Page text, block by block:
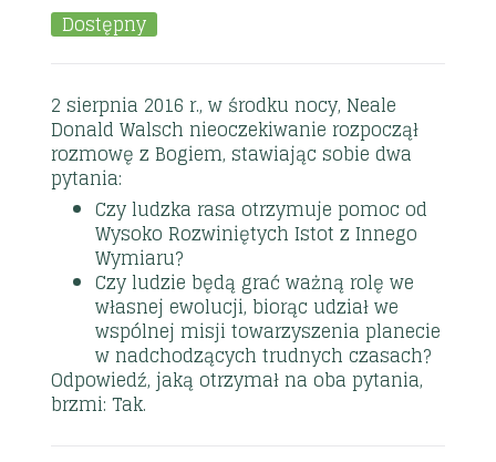
Dostępny
2 sierpnia 2016 r., w środku nocy, Neale
Donald Walsch nieoczekiwanie rozpoczął
rozmowę z Bogiem, stawiając sobie dwa
pytania:
Czy ludzka rasa otrzymuje pomoc od
Wysoko Rozwiniętych Istot z Innego
Wymiaru?
Czy ludzie będą grać ważną rolę we
własnej ewolucji, biorąc udział we
wspólnej misji towarzyszenia planecie
w nadchodzących trudnych czasach?
Odpowiedź, jaką otrzymał na oba pytania,
brzmi: Tak.